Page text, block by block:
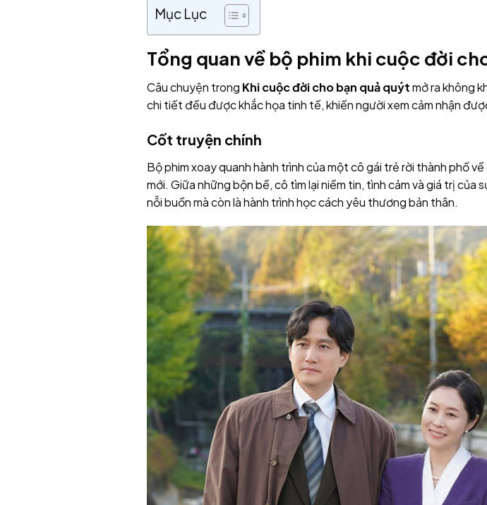
Mục Lục
Tổng quan về bộ phim khi cuộc đời
Câu chuyện trong Khi cuộc đời cho bạn quả quýtmở ra không
chi tiết đều được khắc họa tinh tế, khiến người xem cảm nhận
Cốt truyện chính
Bộ phim xoay quanh hành trình của một cô gái trẻ rời thành phố
mới. Giữa những bộn bề, cô tìm lại niềm tin, tình cảm và giá trị của
nỗi buồn mà còn là hành trình học cách yêu thương bản thân.